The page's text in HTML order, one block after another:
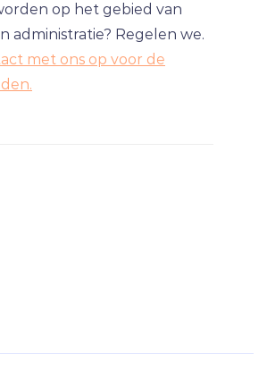
op het gebied van
administratie? Regelen we.
met ons op voor de